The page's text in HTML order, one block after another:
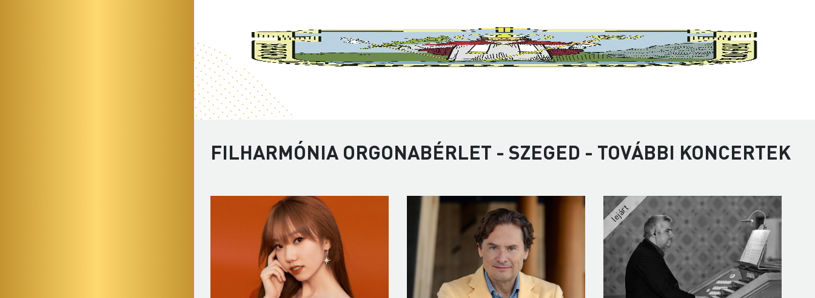
FILHARMÓNIA ORGONABÉRLET - SZEGED - TOVÁBBI KONCERTEK